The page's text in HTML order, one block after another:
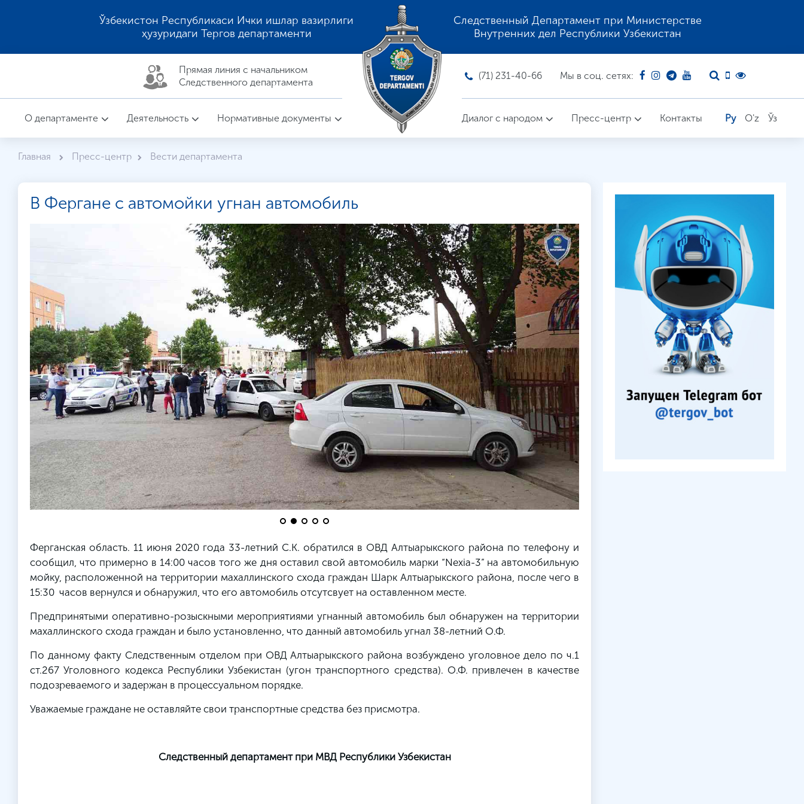
Ўзбекистон Республикаси Ички ишлар вазирлиги
ҳузуридаги Тергов департаменти
Следственный Департамент при Министерстве
Внутренних дел Республики Узбекистан
Прямая линия c начальником
Следственного департамента
(71) 231-40-66 Мы в соц. сетях:
О департаменте Деятельность Нормативные документы Диалог с народом Пресс-центр Контакты Ру O'z Ўз
Главная Пресс-центр Вести департамента
В Фергане с автомойки угнан автомобиль
Ферганская область. 11 июня 2020 года 33-летний С.К. обратился в ОВД Алтыарыкского района по телефону и
сообщил, что примерно в 14:00 часов того же дня оставил свой автомобиль марки “Nexia-3” на автомобильную
мойку, расположенной на территории махаллинского схода граждан Шарк Алтыарыкского района, после чего в
15:30 часов вернулся и обнаружил, что его автомобиль отсутсвует на оставленном месте.
Предпринятыми оперативно-розыскными мероприятиями угнанный автомобиль был обнаружен на территории
махаллинского схода граждан и было установленно, что данный автомобиль угнал 38-летний О.Ф.
По данному факту Следственным отделом при ОВД Алтыарыкского района возбуждено уголовное дело по ч.1
ст.267 Уголовного кодекса Республики Узбекистан (угон транспортного средства). О.Ф. привлечен в качестве
подозреваемого и задержан в процессуальном порядке.
Уважаемые граждане не оставляйте свои транспортные средства без присмотра.
Следственный департамент при МВД Республики Узбекистан